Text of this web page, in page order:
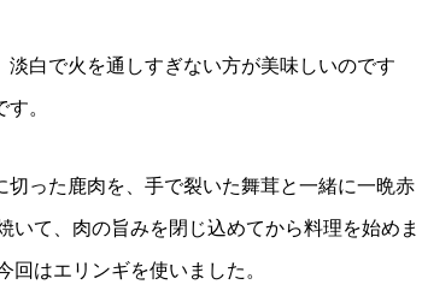
白で火を通しすぎない方が美味しいのです
。
った鹿肉を、手で裂いた舞茸と一緒に一晩赤
て、肉の旨みを閉じ込めてから料理を始めま
はエリンギを使いました。